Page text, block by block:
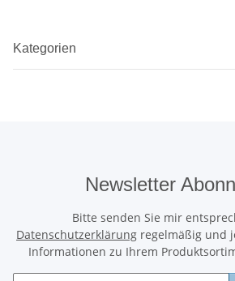
Kategorien
Newsletter
Bitte senden Sie mir
Datenschutzerklärung regelmäßig und
Informationen zu Ihrem